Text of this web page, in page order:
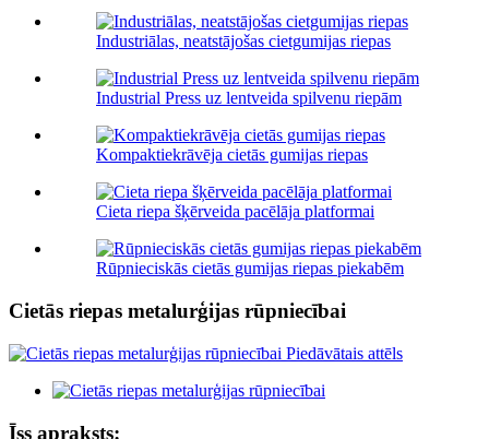
Industriālas, neatstājošas cietgumijas riepas
Industrial Press uz lentveida spilvenu riepām
Kompaktiekrāvēja cietās gumijas riepas
Cieta riepa šķērveida pacēlāja platformai
Rūpnieciskās cietās gumijas riepas piekabēm
Cietās riepas metalurģijas rūpniecībai
Īss apraksts: